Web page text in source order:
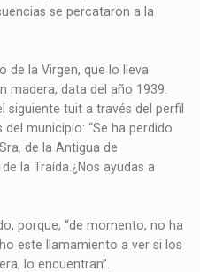
se percataron a la
de la Virgen, que lo lleva
madera, data del año 1939.
siguiente tuit a través del perfil
municipio: “Se ha perdido
de la Antigua de
la Traída.¿Nos ayudas a
porque, “de momento, no ha
este llamamiento a ver si los
lo encuentran”.